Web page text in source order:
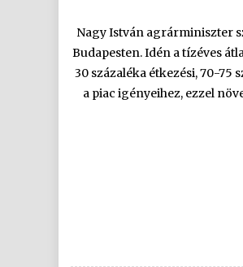
Nagy István agrárminiszter
Budapesten. Idén a tízéves
30 százaléka étkezési, 70-
a piac igényeihez, ezzel